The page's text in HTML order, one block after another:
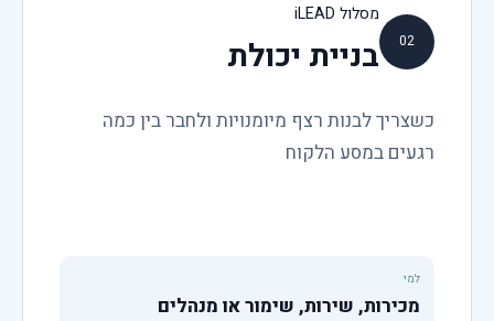
02
מסלול iLEAD
בניית יכולת
כשצריך לבנות רצף מיומנויות ולחבר בין כמה
רגעים במסע הלקוח
למי
מכירות, שירות, שימור או מנהלים